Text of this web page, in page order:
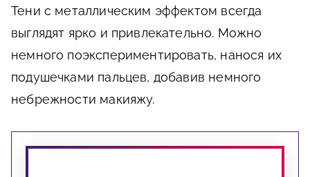
Тени с металлическим эффектом всегда
выглядят ярко и привлекательно. Можно
немного поэкспериментировать, нанося их
подушечками пальцев, добавив немного
небрежности макияжу.